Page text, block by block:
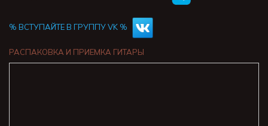
% ВСТУПАЙТЕ В ГРУППУ VK %
РАСПАКОВКА И ПРИЕМКА ГИТАРЫ